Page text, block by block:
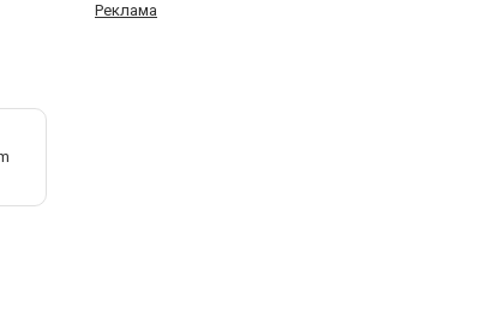
Реклама